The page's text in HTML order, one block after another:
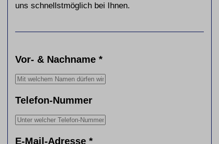
uns schnellstmöglich bei Ihnen.
Vor- & Nachname *
Telefon-Nummer
E-Mail-Adresse *